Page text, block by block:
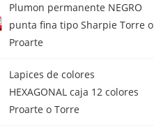
Plumon permanente NEGRO
punta fina tipo Sharpie Torre o
Proarte
Lapices de colores
HEXAGONAL caja 12 colores
Proarte o Torre